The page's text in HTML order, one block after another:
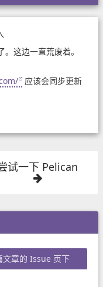
这边一直荒废着。
应该会同步更新
试一下 Pelican
文章的 Issue 页下